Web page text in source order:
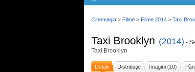
Taxi Brooklyn (2014) -
Taxi Brooklyn
Detalii Distribuţie Imagini (10)
Cinemagia > Filme > Filme 2014 > Taxi